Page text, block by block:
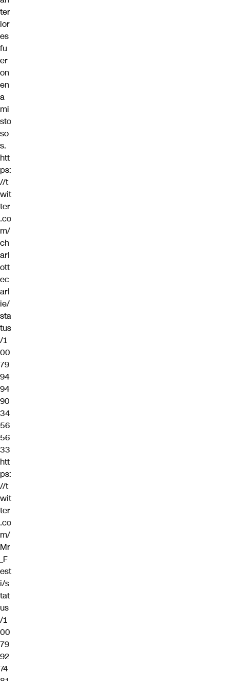
ter
ior
es
fu
er
on
en
a
mi
sto
so
s.
htt
ps:
//t
wit
ter
.co
m/
ch
arl
ott
ec
arl
ie/
sta
tus
/1
00
79
94
94
90
34
56
56
33
htt
ps:
//t
wit
ter
.co
m/
Mr
_F
est
i/s
tat
us
/1
00
79
92
74